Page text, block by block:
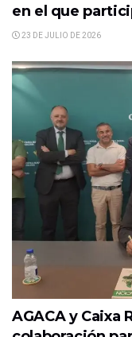
en el que
23 DE JULIO DE 2026
AGACA y Caixa